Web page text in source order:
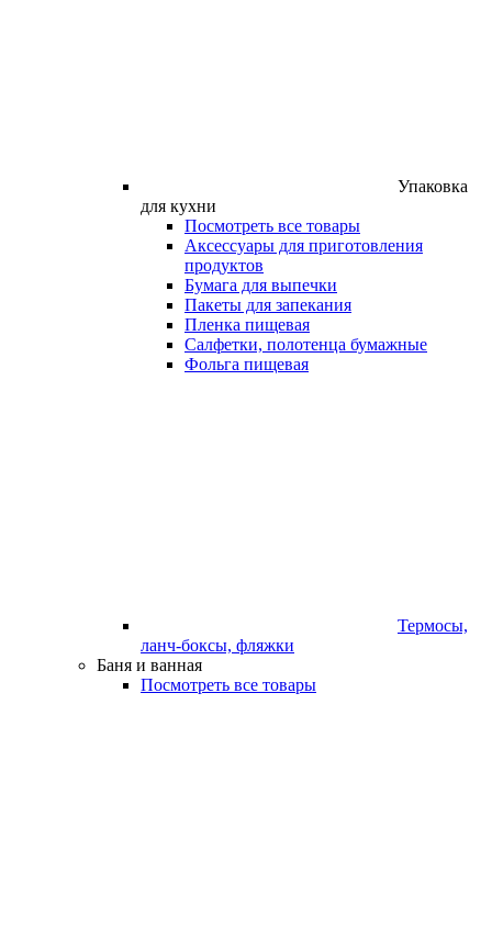
Упаковка
для кухни
Посмотреть все товары
Аксессуары для приготовления
продуктов
Бумага для выпечки
Пакеты для запекания
Пленка пищевая
Салфетки, полотенца бумажные
Фольга пищевая
Термосы,
ланч-боксы, фляжки
Баня и ванная
Посмотреть все товары